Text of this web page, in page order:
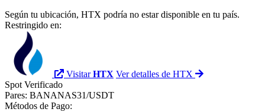
Según tu ubicación, HTX podría no estar disponible en tu país.
Restringido en:
VisitarHTX Ver detalles de HTX
Spot Verificado
Pares: BANANAS31/USDT
Métodos de Pago: